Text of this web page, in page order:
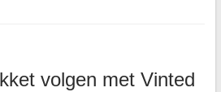
volgen met Vinted